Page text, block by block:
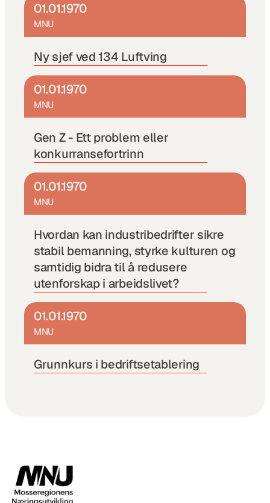
01.01.1970
MNU
Ny sjef ved 134 Luftving
01.01.1970
MNU
Gen Z - Ett problem eller
konkurransefortrinn
01.01.1970
MNU
Hvordan kan industribedrifter sikre
stabil bemanning, styrke kulturen og
samtidig bidra til å redusere
utenforskap i arbeidslivet?
01.01.1970
MNU
Grunnkurs i bedriftsetablering